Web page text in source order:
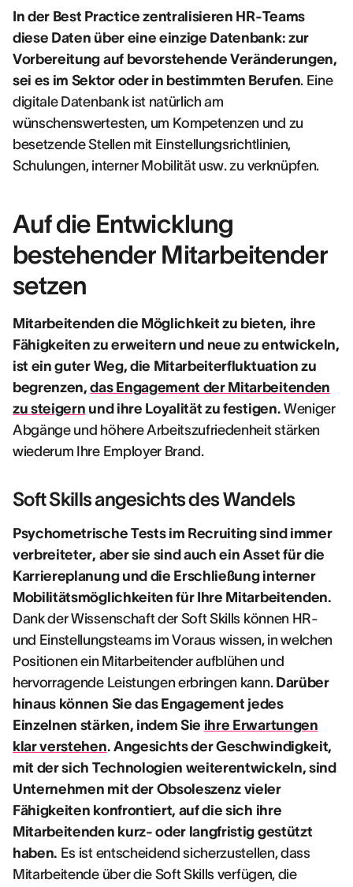
In der Best Practice zentralisieren HR-Teams
diese Daten über eine einzige Datenbank: zur
Vorbereitung auf bevorstehende Veränderungen,
sei es im Sektor oder in bestimmten Berufen. Eine
digitale Datenbank ist natürlich am
wünschenswertesten, um Kompetenzen und zu
besetzende Stellen mit Einstellungsrichtlinien,
Schulungen, interner Mobilität usw. zu verknüpfen.
Auf die Entwicklung
bestehender Mitarbeitender
setzen
Mitarbeitenden die Möglichkeit zu bieten, ihre
Fähigkeiten zu erweitern und neue zu entwickeln,
ist ein guter Weg, die Mitarbeiterfluktuation zu
begrenzen,das Engagement der Mitarbeitenden
zu steigern und ihre Loyalität zu festigen. Weniger
Abgänge und höhere Arbeitszufriedenheit stärken
wiederum Ihre Employer Brand.
Soft Skills angesichts des Wandels
Psychometrische Tests im Recruiting sind immer
verbreiteter, aber sie sind auch ein Asset für die
Karriereplanung und die Erschließung interner
Mobilitätsmöglichkeiten für Ihre Mitarbeitenden.
Dank der Wissenschaft der Soft Skills können HR-
und Einstellungsteams im Voraus wissen, in welchen
Positionen ein Mitarbeitender aufblühen und
hervorragende Leistungen erbringen kann. Darüber
hinaus können Sie das Engagement jedes
Einzelnen stärken, indem Sie ihre Erwartungen
klar verstehen. Angesichts der Geschwindigkeit,
mit der sich Technologien weiterentwickeln, sind
Unternehmen mit der Obsoleszenz vieler
Fähigkeiten konfrontiert, auf die sich ihre
Mitarbeitenden kurz- oder langfristig gestützt
haben. Es ist entscheidend sicherzustellen, dass
Mitarbeitende über die Soft Skills verfügen, die